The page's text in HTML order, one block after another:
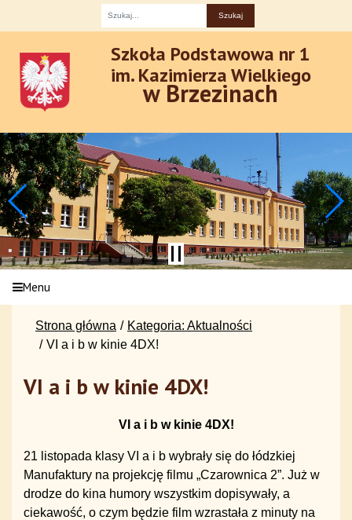
Szkoła Podstawowa nr 1
im. Kazimierza Wielkiego
w Brzezinach
Menu
Strona główna
Kategoria: Aktualności
VI a i b w kinie 4DX!
VI a i b w kinie 4DX!
VI a i b w kinie 4DX!
21 listopada klasy VI a i b wybrały się do łódzkiej
Manufaktury na projekcję filmu „Czarownica 2”. Już w
drodze do kina humory wszystkim dopisywały, a
ciekawość, o czym będzie film wzrastała z minuty na